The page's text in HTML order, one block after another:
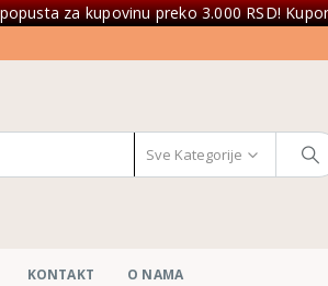
za kupovinu preko 3.000 RSD!
Sve Kategorije
KONTAKT O NAMA